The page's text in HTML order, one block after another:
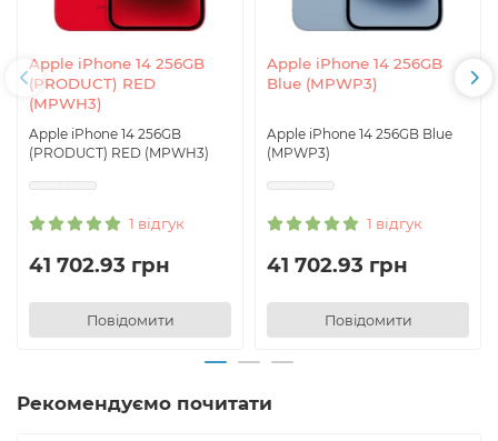
Apple iPhone 14 256GB
(PRODUCT) RED
(MPWH3)
Apple iPhone 14 256GB
(PRODUCT) RED (MPWH3)
1 відгук
41 702.93 грн
Повідомити
Apple iPhone 14 256GB
Blue (MPWP3)
Apple iPhone 14 256GB Blue
(MPWP3)
1 відгук
41 702.93 грн
Повідомити
Рекомендуємо почитати